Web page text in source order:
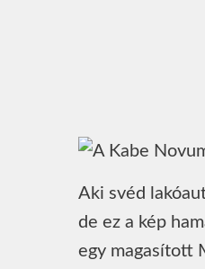
Aki svéd
de ez a kép
egy magasított